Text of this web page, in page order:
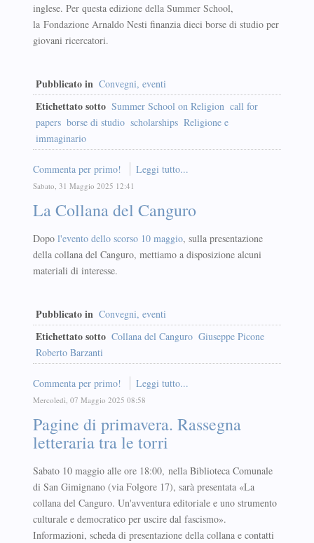
inglese. Per questa edizione della Summer School,
la Fondazione Arnaldo Nesti finanzia dieci borse di studio per
giovani ricercatori.
Pubblicato in Convegni, eventi
Etichettato sotto Summer School on Religion call for
papers borse di studio scholarships Religione e
immaginario
Commenta per primo! Leggi tutto...
Sabato, 31 Maggio 2025 12:41
La Collana del Canguro
Dopo l'evento dello scorso 10 maggio, sulla presentazione
della collana del Canguro, mettiamo a disposizione alcuni
materiali di interesse.
Pubblicato in Convegni, eventi
Etichettato sotto Collana del Canguro Giuseppe Picone
Roberto Barzanti
Commenta per primo! Leggi tutto...
Mercoledì, 07 Maggio 2025 08:58
Pagine di primavera. Rassegna
letteraria tra le torri
Sabato 10 maggio alle ore 18:00, nella Biblioteca Comunale
di San Gimignano (via Folgore 17), sarà presentata «La
collana del Canguro. Un'avventura editoriale e uno strumento
culturale e democratico per uscire dal fascismo».
Informazioni, scheda di presentazione della collana e contatti